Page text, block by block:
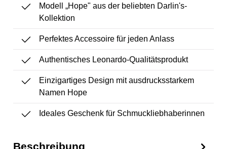
Modell „Hope" aus der beliebten Darlin's-
Kollektion
Perfektes Accessoire für jeden Anlass
Authentisches Leonardo-Qualitätsprodukt
Einzigartiges Design mit ausdrucksstarkem
Namen Hope
Ideales Geschenk für Schmuckliebhaberinnen
Beschreibung